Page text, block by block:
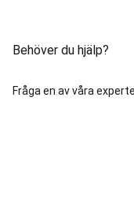
Behöver du hjälp?
Fråga en av våra